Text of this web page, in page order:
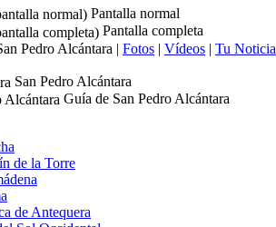
Pantalla normal
Pantalla completa
Pedro Alcántara | Fotos | Vídeos | Tu Noticia
San Pedro Alcántara
Guía de San Pedro Alcántara
de la Torre
de Antequera